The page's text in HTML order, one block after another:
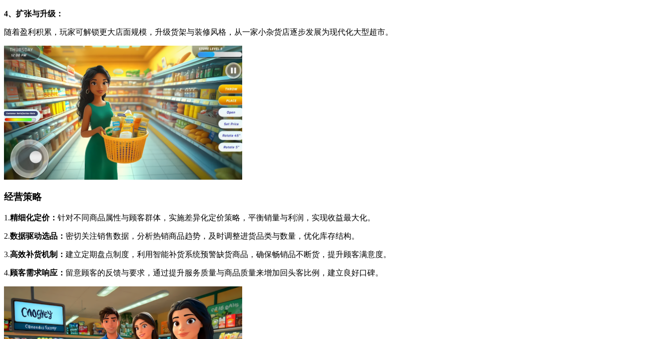
4、扩张与升级：
随着盈利积累，玩家可解锁更大店面规模，升级货架与装修风格，从一家小杂货店逐步发展为现代化大型超市。
经营策略
1.精细化定价： 针对不同商品属性与顾客群体，实施差异化定价策略，平衡销量与利润，实现收益最大化。
2.数据驱动选品： 密切关注销售数据，分析热销商品趋势，及时调整进货品类与数量，优化库存结构。
3.高效补货机制： 建立定期盘点制度，利用智能补货系统预警缺货商品，确保畅销品不断货，提升顾客满意度。
4.顾客需求响应： 留意顾客的反馈与要求，通过提升服务质量与商品质量来增加回头客比例，建立良好口碑。